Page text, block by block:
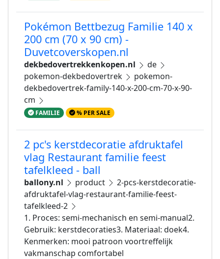
Pokémon Bettbezug Familie 140 x
200 cm (70 x 90 cm) -
Duvetcoverskopen.nl
dekbedovertrekkenkopen.nl
de
pokemon-dekbedovertrek
pokemon-
dekbedovertrek-family-140-x-200-cm-70-x-90-
cm
FAMILIE % PER SALE
2 pc's kerstdecoratie afdruktafel
vlag Restaurant familie feest
tafelkleed - ball
ballony.nl product
2-pcs-kerstdecoratie-
afdruktafel-vlag-restaurant-familie-feest-
tafelkleed-2
1. Proces: semi-mechanisch en semi-manual2.
Gebruik: kerstdecoraties3. Materiaal: doek4.
Kenmerken: mooi patroon voortreffelijk
vakmanschap comfortabel